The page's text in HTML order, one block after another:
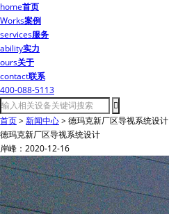
home首页
Works案例
services服务
ability实力
ours关于
contact联系
400-088-5113
首页> 新闻中心> 德玛克新厂区导视系统设计
德玛克新厂区导视系统设计
岸峰：2020-12-16